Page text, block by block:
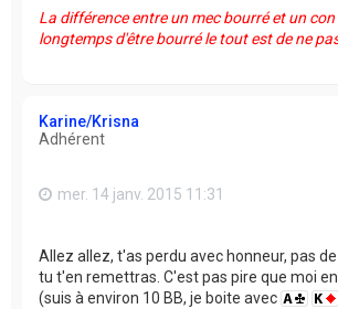
La différence entre un mec bourré et un
longtemps d'être bourré le tout est de ne
Karine/Krisna
Adhérent
mer. 14 janv. 2015 11:31
Allez allez, t'as perdu avec honneur, pas
tu t'en remettras. C'est pas pire que moi
(suis à environ 10 BB, je boite avec